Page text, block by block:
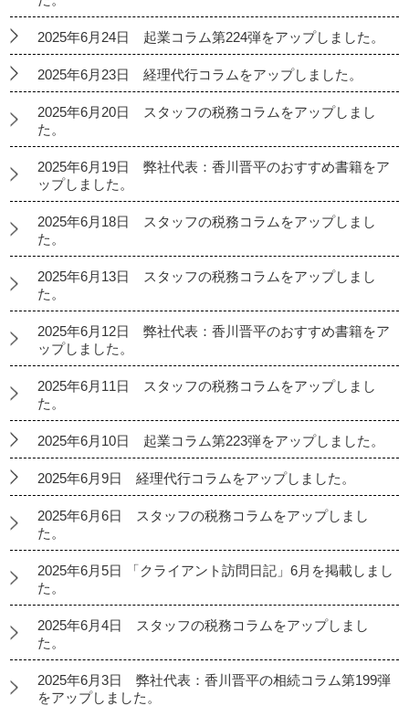
2025年6月24日 起業コラム第224弾をアップしました。
2025年6月23日 経理代行コラムをアップしました。
2025年6月20日 スタッフの税務コラムをアップしまし
た。
2025年6月19日 弊社代表：香川晋平のおすすめ書籍をア
ップしました。
2025年6月18日 スタッフの税務コラムをアップしまし
た。
2025年6月13日 スタッフの税務コラムをアップしまし
た。
2025年6月12日 弊社代表：香川晋平のおすすめ書籍をア
ップしました。
2025年6月11日 スタッフの税務コラムをアップしまし
た。
2025年6月10日 起業コラム第223弾をアップしました。
2025年6月9日 経理代行コラムをアップしました。
2025年6月6日 スタッフの税務コラムをアップしまし
た。
2025年6月5日 「クライアント訪問日記」6月を掲載しまし
た。
2025年6月4日 スタッフの税務コラムをアップしまし
た。
2025年6月3日 弊社代表：香川晋平の相続コラム第199弾
をアップしました。